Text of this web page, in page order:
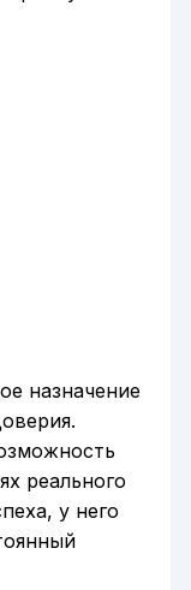
назначение
реального
у него